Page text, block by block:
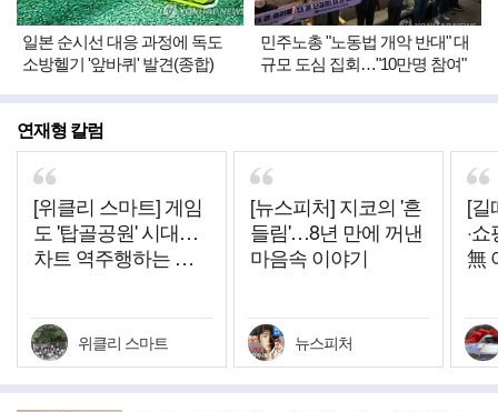
일본 순시선 대응 과정에 독도
소방헬기 '앞바퀴' 발견(종합)
민주노총 "노동법 개악 반대" 대
규모 도심 집회…"10만명 참여"
연재형 칼럼
[위클리 스마트] 게임
도 '탑골공원' 시대…
차트 역주행하는 그
위클리 스마트
[뉴스피처] 지코의 '흔
들림'…8년 만에 꺼낸
마음속 이야기
뉴스피처
[길
·
無